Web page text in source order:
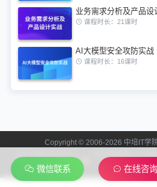
业务需求分析及产品设
课程时长：21课时
AI大模型安全攻防实战
课程时长：16课时
Copyright © 2006-2026 中培IT学
号-2
微信联系 在线咨询